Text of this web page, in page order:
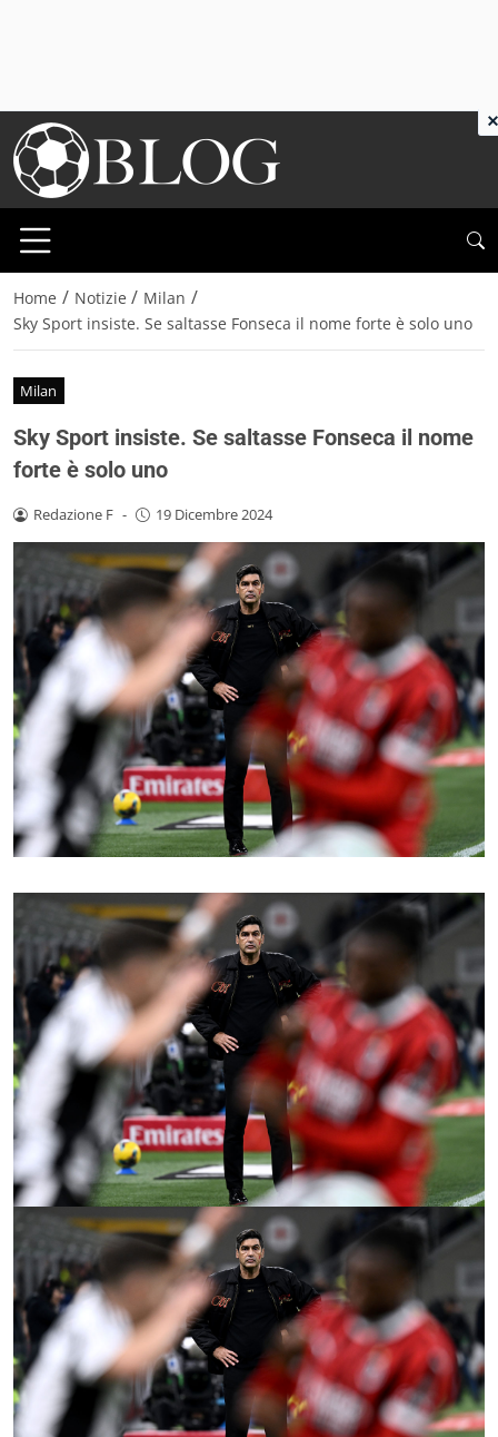
Home / Notizie / Milan /
Sky Sport insiste. Se saltasse Fonseca il nome forte è solo uno
Milan
Sky Sport insiste. Se saltasse Fonseca il nome
forte è solo uno
Redazione F - 19 Dicembre 2024
×